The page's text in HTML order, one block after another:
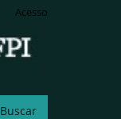
Buscar
Acesso